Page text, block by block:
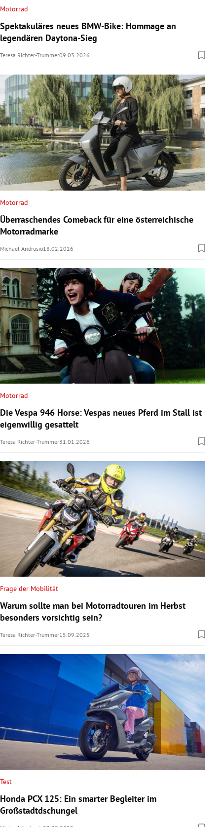
Motorrad
Spektakuläres neues BMW-Bike: Hommage an
legendären Daytona-Sieg
Teresa Richter-Trummer09.03.2026
Motorrad
Überraschendes Comeback für eine österreichische
Motorradmarke
Michael Andrusio18.02.2026
Motorrad
Die Vespa 946 Horse: Vespas neues Pferd im Stall ist
eigenwillig gesattelt
Teresa Richter-Trummer31.01.2026
Frage der Mobilität
Warum sollte man bei Motorradtouren im Herbst
besonders vorsichtig sein?
Teresa Richter-Trummer15.09.2025
Test
Honda PCX 125: Ein smarter Begleiter im
Großstadtdschungel